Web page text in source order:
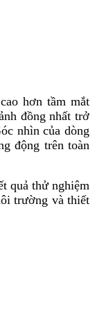
hơn tầm mắt
đồng nhất trở
nhìn của dòng
động trên toàn
quả thử nghiệm
trường và thiết